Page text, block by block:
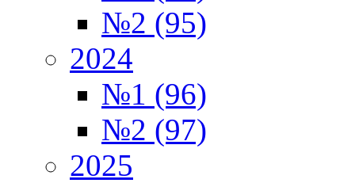
№2 (95)
2024
№1 (96)
№2 (97)
2025